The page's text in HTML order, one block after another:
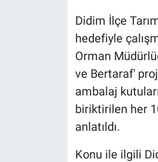
Didim İlçe
hedefiyle
Orman
ve Bertaraf'
ambalaj
biriktirilen her
anlatıldı.
Konu ile ilgili